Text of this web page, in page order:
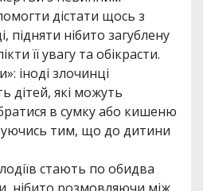
дістати щось з
підняти нібито загублену
її увагу та обікрасти.
іноді злочинці
дітей, які можуть
в сумку або кишеню
тим, що до дитини
стають по обидва